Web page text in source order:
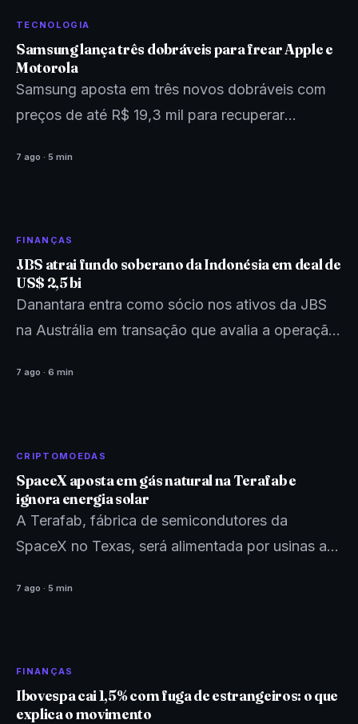
TECNOLOGIA
Samsung lança três dobráveis para frear Apple e
Motorola
Samsung aposta em três novos dobráveis com
preços de até R$ 19,3 mil para recuperar
7 ago · 5 min
FINANÇAS
JBS atrai fundo soberano da Indonésia em deal de
US$ 2,5 bi
Danantara entra como sócio nos ativos da JBS
na Austrália em transação que avalia a operação
7 ago · 6 min
CRIPTOMOEDAS
SpaceX aposta em gás natural na Terafab e
ignora energia solar
A Terafab, fábrica de semicondutores da
SpaceX no Texas, será alimentada por usinas a
mesmo com…
7 ago · 5 min
FINANÇAS
Ibovespa cai 1,5% com fuga de estrangeiros: o que
explica o movimento